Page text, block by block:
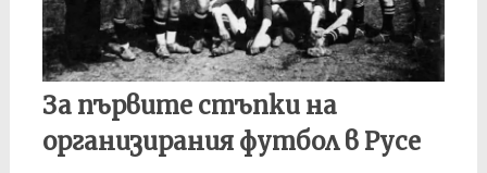
За първите стъпки на
организирания футбол в Русе